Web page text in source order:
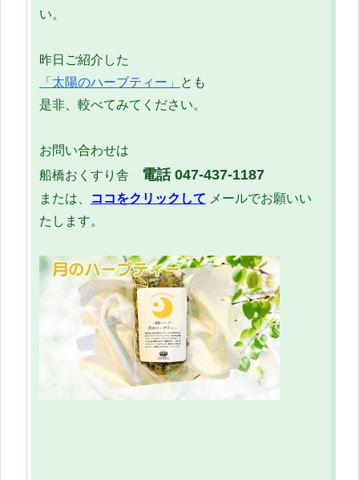
い。
昨日ご紹介した
「太陽のハーブティー」
とも
是非、較べてみてください。
お問い合わせは
船橋おくすり舎 電話 047-437-1187
または、 ココをクリックして メールでお願いい
たします。